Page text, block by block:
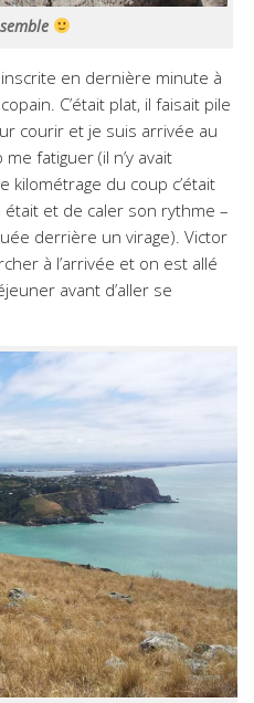
inscrite en dernière minute à
C’était plat, il faisait pile
courir et je suis arrivée au
fatiguer (il n’y avait
kilométrage du coup c’était
et de caler son rythme –
derrière un virage). Victor
à l’arrivée et on est allé
avant d’aller se